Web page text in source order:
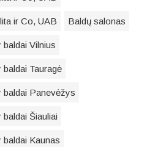
ir Co, UAB Baldų salonas
baldai Vilnius
baldai Tauragė
baldai Panevėžys
baldai Šiauliai
baldai Kaunas